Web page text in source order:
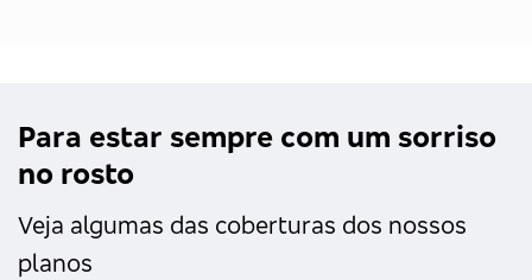
Para estar sempre com um sorriso
no rosto
Veja algumas das coberturas dos nossos
planos